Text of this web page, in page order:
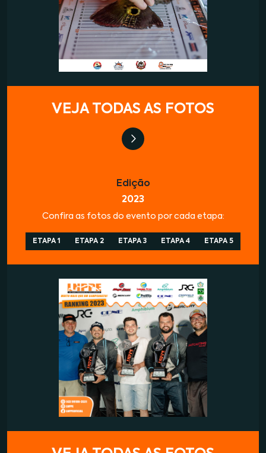
VEJA TODAS AS FOTOS
Edição
2023
Confira as fotos do evento por cada etapa:
ETAPA 1 ETAPA 2 ETAPA 3 ETAPA 4 ETAPA 5